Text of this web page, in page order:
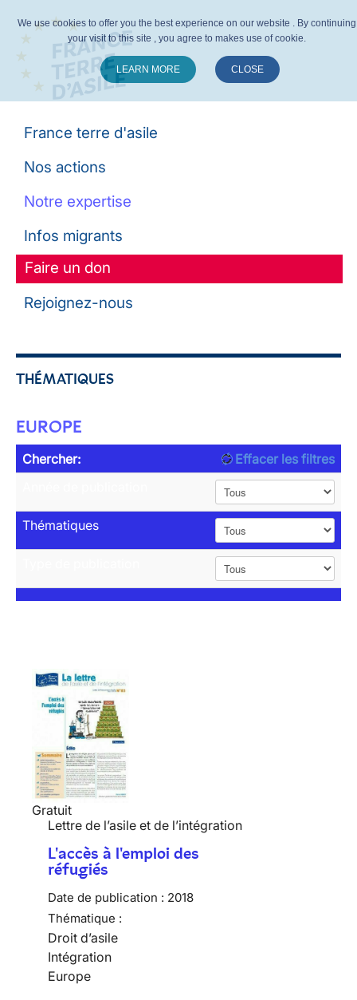
France terre d'asile
Nos actions
Notre expertise
Infos migrants
Faire un don
Rejoignez-nous
THÉMATIQUES
EUROPE
Chercher:
Effacer les filtres
Thématiques
Gratuit
Lettre de l’asile et de l’intégration
L'accès à l'emploi des
réfugiés
Date de publication : 2018
Thématique :
Droit d’asile
Intégration
Europe
We use cookies to offer you the best experience on our website . By continuing
your visit to this site , you agree to makes use of cookie.
LEARN MORE CLOSE